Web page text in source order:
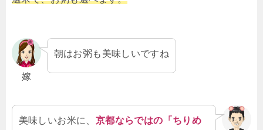
嫁
朝はお粥も美味しいですね
美味しいお米に、 京都ならではの「ちりめ